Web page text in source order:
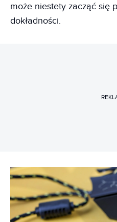
może niestety zacząć się
dokładności.